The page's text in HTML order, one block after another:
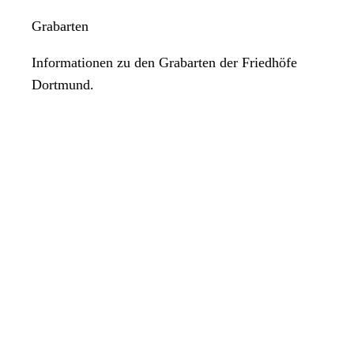
Grabarten
Informationen zu den Grabarten der Friedhöfe
Dortmund.